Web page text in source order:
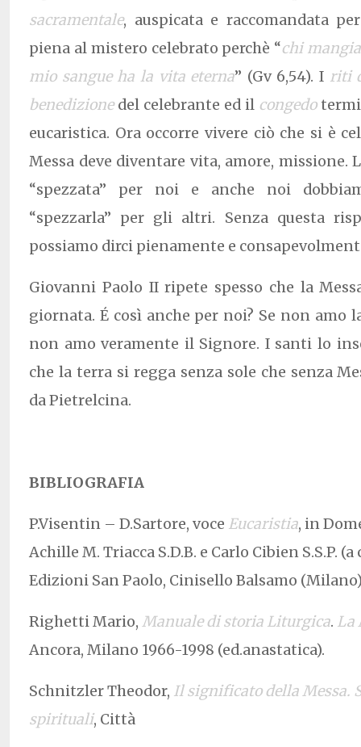
sacramentale, auspicata e raccomandata
piena al mistero celebrato perchè “chi
mio sangue ha la vita eterna” (Gv 6,54). I riti
benedizionedel celebrante ed il congedo
eucaristica. Ora occorre vivere ciò che si è
Messa deve diventare vita, amore, missione.
“spezzata” per noi e anche noi
“spezzarla” per gli altri. Senza questa
possiamo dirci pienamente e
Giovanni Paolo II ripete spesso che la
giornata. É così anche per noi? Se non amo
non amo veramente il Signore. I santi lo
che la terra si regga senza sole che senza
da Pietrelcina.
BIBLIOGRAFIA
P.Visentin – D.Sartore, voce Eucaristia, in
Achille M. Triacca S.D.B. e Carlo Cibien S.S.P.
Edizioni San Paolo, Cinisello Balsamo
Righetti Mario, Manuale di storia Liturgica. La
Ancora, Milano 1966-1998 (ed.anastatica).
Schnitzler Theodor, Il significato della Messa.
spirituali, Città